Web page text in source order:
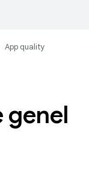
App quality
genel